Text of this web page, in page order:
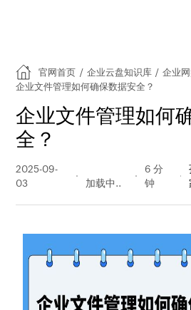
官网首页 / 企业云盘知识库 / 企业
企业文件管理如何确保数据安全？
企业文件管理如何
全？
2025-09-
03
量
6 分
钟